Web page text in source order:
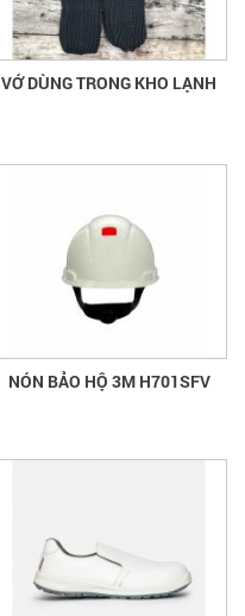
VỚ DÙNG TRONG KHO LẠNH
NÓN BẢO HỘ 3M H701SFV